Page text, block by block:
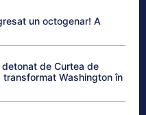
un octogenar! A
detonat de Curtea de
Washington în